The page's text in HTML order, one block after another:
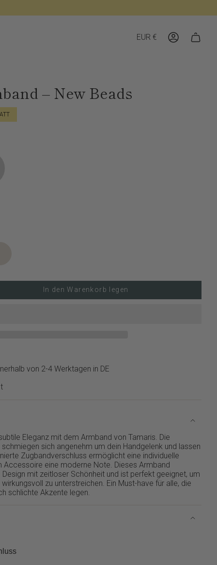
Währung
EUR € Konto
– New Beads
In den Warenkorb legen
von 2-4 Werktagen in DE
Eleganz mit dem Armband von Tamaris. Die
sich angenehm um dein Handgelenk und lassen
Zugbandverschluss ermöglicht eine individuelle
Accessoire eine moderne Note. Dieses Armband
mit zeitloser Schönheit und ist perfekt geeignet, um
zu unterstreichen. Ein Must-have für alle, die
schlichte Akzente legen.